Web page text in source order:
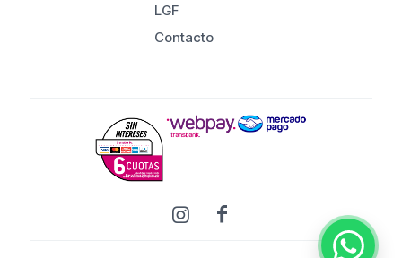
LGF
Contacto